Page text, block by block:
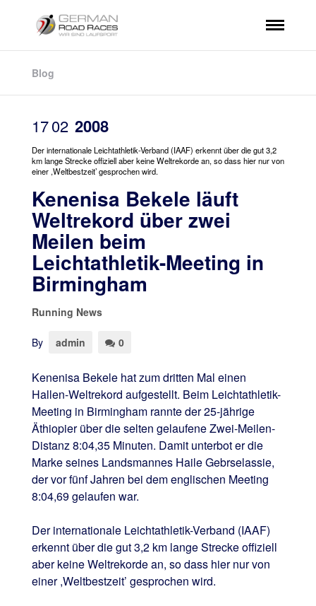
Blog
1702 2008
Der internationale Leichtathletik-Verband (IAAF) erkennt über die gut 3,2
km lange Strecke offiziell aber keine Weltrekorde an, so dass hier nur von
einer ,Weltbestzeit’ gesprochen wird.
Kenenisa Bekele läuft
Weltrekord über zwei
Meilen beim
Leichtathletik-Meeting in
Birmingham
Running News
By admin 0
Kenenisa Bekele hat zum dritten Mal einen
Hallen-Weltrekord aufgestellt. Beim Leichtathletik-
Meeting in Birmingham rannte der 25-jährige
Äthiopier über die selten gelaufene Zwei-Meilen-
Distanz 8:04,35 Minuten. Damit unterbot er die
Marke seines Landsmannes Haile Gebrselassie,
der vor fünf Jahren bei dem englischen Meeting
8:04,69 gelaufen war.
Der internationale Leichtathletik-Verband (IAAF)
erkennt über die gut 3,2 km lange Strecke offiziell
aber keine Weltrekorde an, so dass hier nur von
einer ,Weltbestzeit’ gesprochen wird.